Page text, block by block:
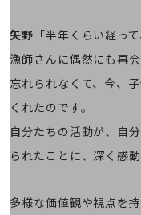
重要なお知らせ
お知らせ
社外からの評価実績
サステナビリティ
NTTドコモビジネスグル
矢野 「半年くらい経っ
漁師さんに偶然にも再
忘れられなくて、今、
くれたのです。
自分たちの活動が、自
られたことに、深く感動
多様な価値観や視点を